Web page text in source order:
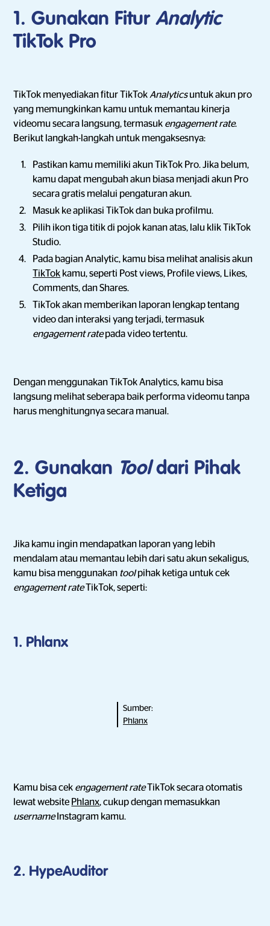
1. Gunakan FiturAnalytic
TikTok Pro
TikTok menyediakan fitur TikTok Analyticsuntuk akun pro
yang memungkinkan kamu untuk memantau kinerja
videomu secara langsung, termasuk engagement rate.
Berikut langkah-langkah untuk mengaksesnya:
Pastikan kamu memiliki akun TikTok Pro. Jika belum,
kamu dapat mengubah akun biasa menjadi akun Pro
secara gratis melalui pengaturan akun.
Masuk ke aplikasi TikTok dan buka profilmu.
Pilih ikon tiga titik di pojok kanan atas, lalu klik TikTok
Studio.
Pada bagian Analytic, kamu bisa melihat analisis akun
TikTok kamu, seperti Post views, Profile views, Likes,
Comments, dan Shares.
TikTok akan memberikan laporan lengkap tentang
video dan interaksi yang terjadi, termasuk
engagement ratepada video tertentu.
Dengan menggunakan TikTok Analytics, kamu bisa
langsung melihat seberapa baik performa videomu tanpa
harus menghitungnya secara manual.
2. Gunakan Tooldari Pihak
Ketiga
Jika kamu ingin mendapatkan laporan yang lebih
mendalam atau memantau lebih dari satu akun sekaligus,
kamu bisa menggunakan toolpihak ketiga untuk cek
engagement rateTikTok, seperti:
1. Phlanx
Sumber:
Phlanx
Kamu bisa cek engagement rateTikTok secara otomatis
lewat website Phlanx, cukup dengan memasukkan
username Instagram kamu.
2. HypeAuditor